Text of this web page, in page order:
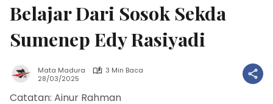
Belajar Dari Sosok Sekda
Sumenep Edy Rasiyadi
Mata Madura
3 Min Baca
28/03/2025
Catatan: Ainur Rahman